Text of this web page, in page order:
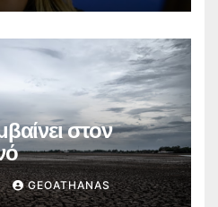
στον
GEOATHANAS